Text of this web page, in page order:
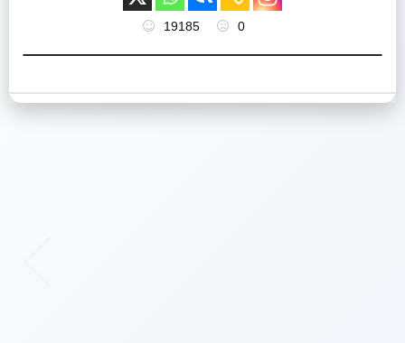
19185 0